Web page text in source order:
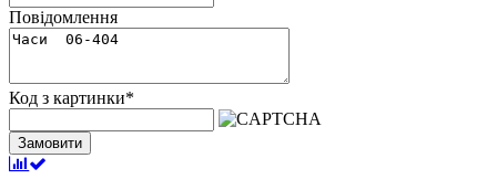
Повідомлення
Код з картинки*
Замовити